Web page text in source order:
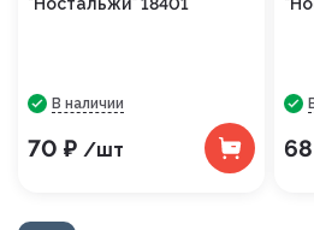
В наличии
70 ₽ /шт